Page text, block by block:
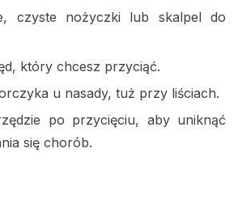
czyste nożyczki lub skalpel do
który chcesz przyciąć.
u nasady, tuż przy liściach.
po przycięciu, aby uniknąć
się chorób.